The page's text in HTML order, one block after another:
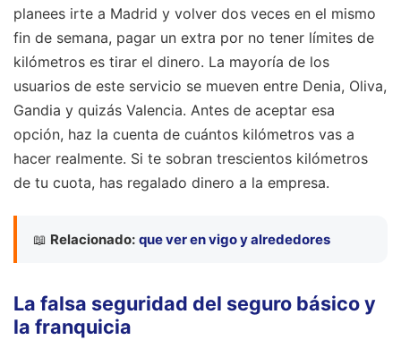
planees irte a Madrid y volver dos veces en el mismo
fin de semana, pagar un extra por no tener límites de
kilómetros es tirar el dinero. La mayoría de los
usuarios de este servicio se mueven entre Denia, Oliva,
Gandia y quizás Valencia. Antes de aceptar esa
opción, haz la cuenta de cuántos kilómetros vas a
hacer realmente. Si te sobran trescientos kilómetros
de tu cuota, has regalado dinero a la empresa.
📖 Relacionado: que ver en vigo y alrededores
La falsa seguridad del seguro básico y
la franquicia